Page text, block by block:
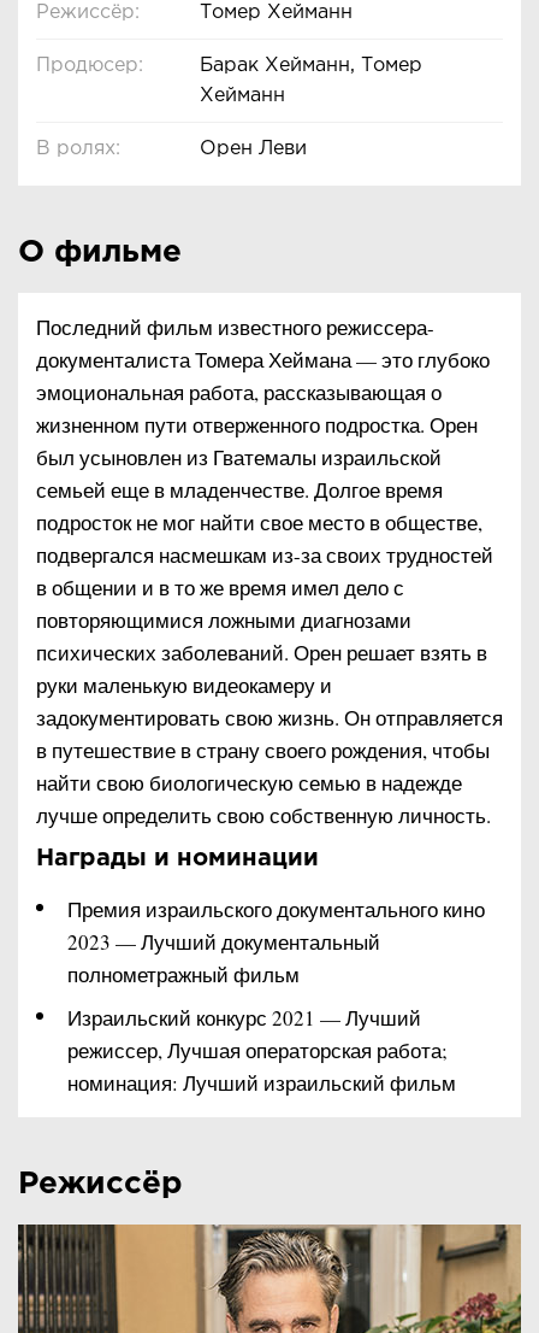
Режиссёр: Томер Хейманн
Продюсер:
Барак Хейманн, Томер
Хейманн
В ролях: Орен Леви
О фильме
Последний фильм известного режиссера-
документалиста Томера Хеймана — это глубоко
эмоциональная работа, рассказывающая о
жизненном пути отверженного подростка. Орен
был усыновлен из Гватемалы израильской
семьей еще в младенчестве. Долгое время
подросток не мог найти свое место в обществе,
подвергался насмешкам из-за своих трудностей
в общении и в то же время имел дело с
повторяющимися ложными диагнозами
психических заболеваний. Орен решает взять в
руки маленькую видеокамеру и
задокументировать свою жизнь. Он отправляется
в путешествие в страну своего рождения, чтобы
найти свою биологическую семью в надежде
лучше определить свою собственную личность.
Награды и номинации
Премия израильского документального кино
2023 — Лучший документальный
полнометражный фильм
Израильский конкурс 2021 — Лучший
режиссер, Лучшая операторская работа;
номинация: Лучший израильский фильм
Режиссёр